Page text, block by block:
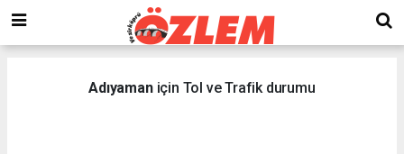
Adıyaman için Tol ve Trafik durumu